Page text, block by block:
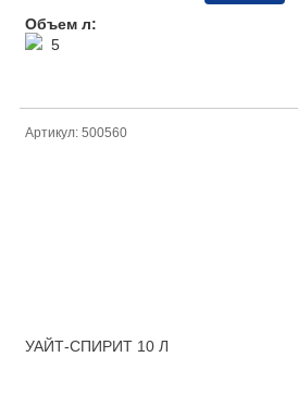
Объем л:
5
Артикул: 500560
УАЙТ-СПИРИТ 10 Л